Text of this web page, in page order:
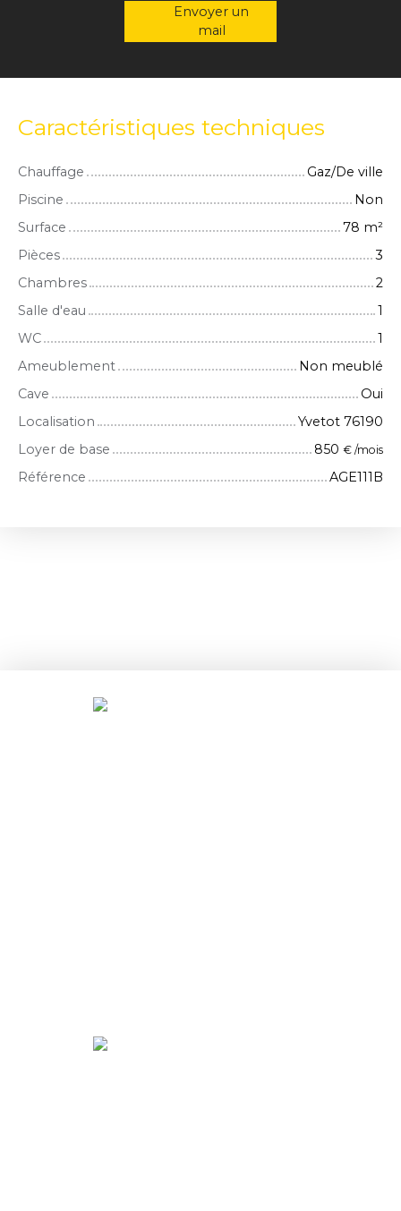
Envoyer un
mail
Caractéristiques techniques
Chauffage
Gaz/De ville
Piscine
Non
Surface
78 m²
Pièces
3
Chambres
2
Salle d'eau
1
WC
1
Ameublement
Non meublé
Cave
Oui
Localisation
Yvetot 76190
Loyer de base
850 € /mois
Référence AGE111B